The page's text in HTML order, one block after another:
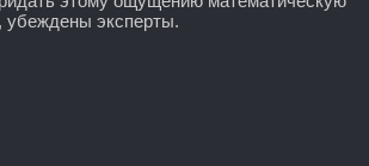
убеждены эксперты.